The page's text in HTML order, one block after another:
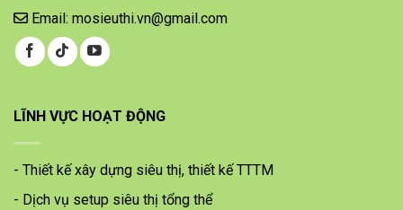
Email: mosieuthi.vn@gmail.com
LĨNH VỰC HOẠT ĐỘNG
- Thiết kế xây dựng siêu thị, thiết kế TTTM
- Dịch vụ setup siêu thị tổng thể